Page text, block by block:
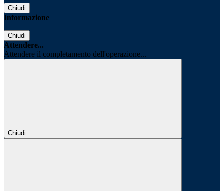
Chiudi
Informazione
Chiudi
Attendere...
Attendere il completamento dell'operazione...
Chiudi